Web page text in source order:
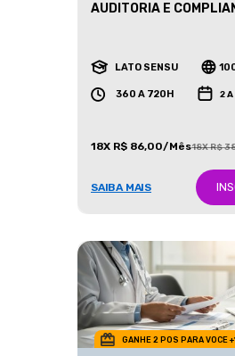
AUDITORIA E
LATO SENSU
360 A 720H 2 A
18X R$ 86,00/Mês18X R$
SAIBA MAIS
GANHE 2 POS PARA VOCE